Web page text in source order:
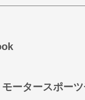
モータースポー